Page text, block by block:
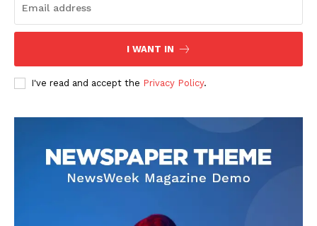
I WANT IN
I've read and accept the Privacy Policy.